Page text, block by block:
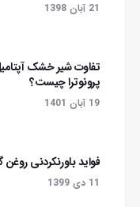
21 آبان 1398
تفاوت شیر خشک
پرونوترا چیست؟
19 آبان 1401
فواید باورنکردنی
11 دی 1399